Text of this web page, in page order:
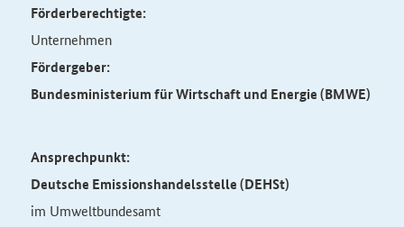
Förderberechtigte:
Unternehmen
Fördergeber:
Bundesministerium für Wirtschaft und Energie (BMWE)
Ansprechpunkt:
Deutsche Emissionshandelsstelle (DEHSt)
im Umweltbundesamt